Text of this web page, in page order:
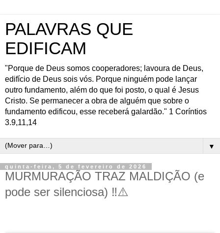
PALAVRAS QUE
EDIFICAM
"Porque de Deus somos cooperadores; lavoura de Deus,
edifício de Deus sois vós. Porque ninguém pode lançar
outro fundamento, além do que foi posto, o qual é Jesus
Cristo. Se permanecer a obra de alguém que sobre o
fundamento edificou, esse receberá galardão." 1 Coríntios
3.9,11,14
▼
quinta-feira, 5 de fevereiro de 2026
MURMURAÇÃO TRAZ MALDIÇÃO (e
pode ser silenciosa) ‼️⚠️